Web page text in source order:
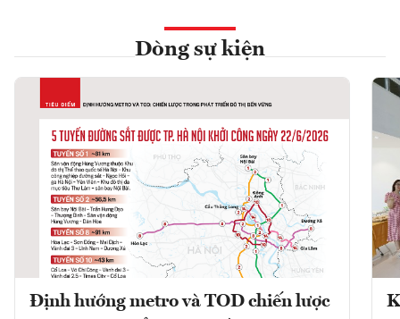
Dòng sự kiện
Định hướng metro và TOD chiến lược